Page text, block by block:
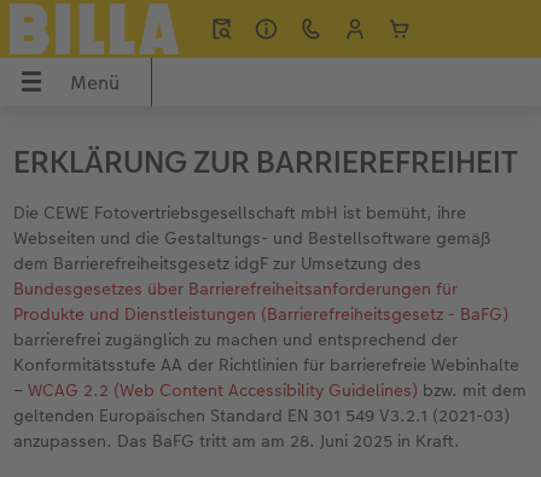
Menü
Menü
Übersicht
Formate
Papiere
Einbände
Veredelung
Übersicht
Fotoleinwand
Poster
Posterleiste
Rahmen
Übersicht
Fotoabzüge
Sofortfotos
Foto im Rahmen
Matte Prints
Übersicht
Geschenkideen
Spiele & Puzzle
Fotopuzzle
Foto Memo
Übersicht
Einladungen
Dankeskarten
Hochzeitskarten
Geburtstagskarten
Übersicht
iPhone Hüllen
Samsung Hüllen
Google Pixel Hüllen
Xiaomi Hüllen
Übersicht
Wandkalender
Tischkalender
Terminkalender
Terminplaner
Übersicht
Sommermomente
Last Minute Geschenke
Inspiration
Geburtstagsgeschenke
Übersicht Bestellwege
CEWE Fotowelt Software
CEWE Fotowelt App
Online gestalten
CEWE myPhotos
ERKLÄRUNG ZUR BARRIEREFREIHEIT
Die CEWE Fotovertriebsgesellschaft mbH ist bemüht, ihre
Webseiten und die Gestaltungs- und Bestellsoftware gemäß
dem Barrierefreiheitsgesetz idgF zur Umsetzung des
Bundesgesetzes über Barrierefreiheitsanforderungen für
Produkte und Dienstleistungen (Barrierefreiheitsgesetz - BaFG)
barrierefrei zugänglich zu machen und entsprechend der
Konformitätsstufe AA der Richtlinien für barrierefreie Webinhalte
–WCAG 2.2 (Web Content Accessibility Guidelines) bzw. mit dem
geltenden Europäischen Standard EN 301 549 V3.2.1 (2021-03)
anzupassen. Das BaFG tritt am am 28. Juni 2025 in Kraft.